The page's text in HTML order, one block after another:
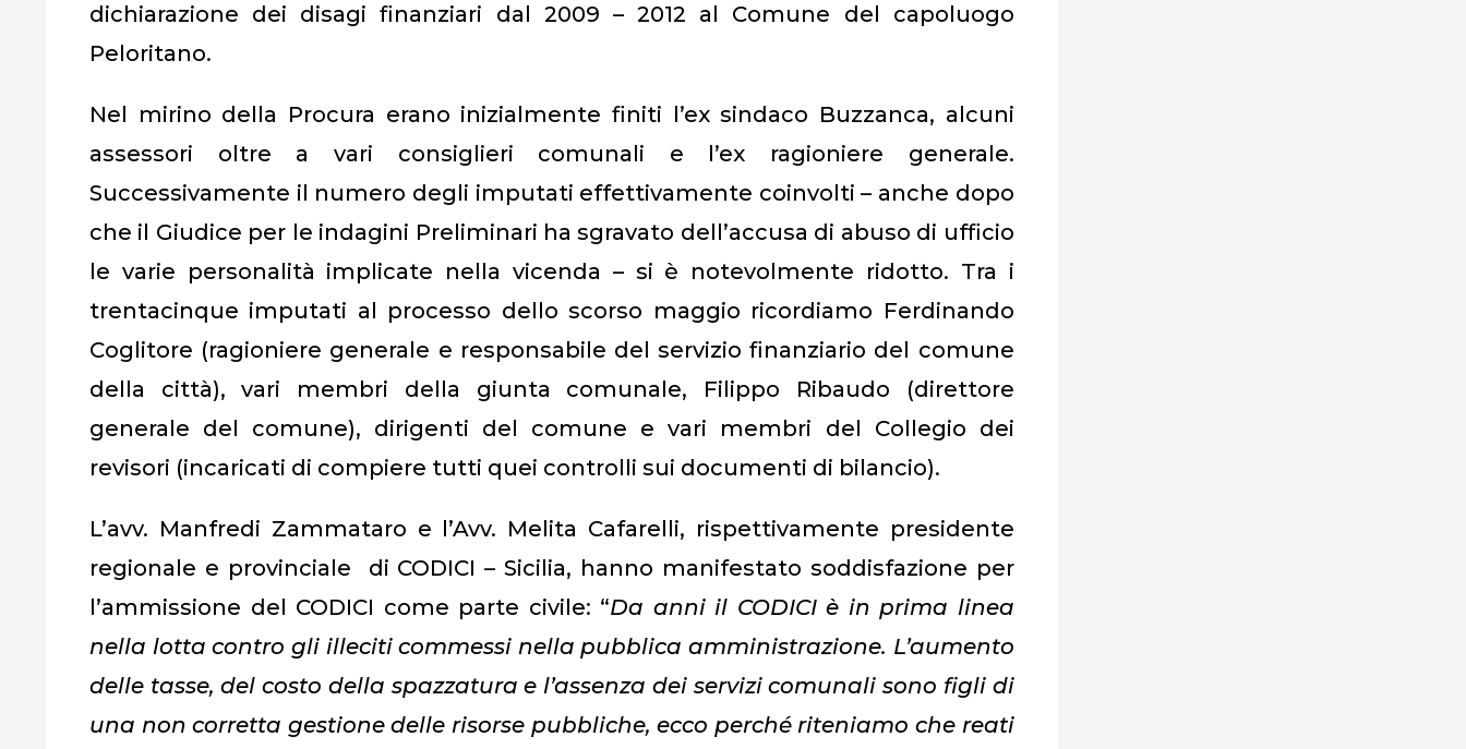
dichiarazione dei disagi finanziari dal 2009 – 2012 al Comune del capoluogo
Peloritano.
Nel mirino della Procura erano inizialmente finiti l’ex sindaco Buzzanca, alcuni
assessori oltre a vari consiglieri comunali e l’ex ragioniere generale.
Successivamente il numero degli imputati effettivamente coinvolti – anche dopo
che il Giudice per le indagini Preliminari ha sgravato dell’accusa di abuso di ufficio
le varie personalità implicate nella vicenda – si è notevolmente ridotto. Tra i
trentacinque imputati al processo dello scorso maggio ricordiamo Ferdinando
Coglitore (ragioniere generale e responsabile del servizio finanziario del comune
della città), vari membri della giunta comunale, Filippo Ribaudo (direttore
generale del comune), dirigenti del comune e vari membri del Collegio dei
revisori (incaricati di compiere tutti quei controlli sui documenti di bilancio).
L’avv. Manfredi Zammataro e l’Avv. Melita Cafarelli, rispettivamente presidente
regionale e provinciale di CODICI – Sicilia, hanno manifestato soddisfazione per
l’ammissione del CODICI come parte civile: “Da anni il CODICI è in prima linea
nella lotta contro gli illeciti commessi nella pubblica amministrazione. L’aumento
delle tasse, del costo della spazzatura e l’assenza dei servizi comunali sono figli di
una non corretta gestione delle risorse pubbliche, ecco perché riteniamo che reati